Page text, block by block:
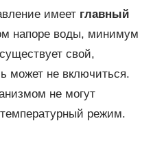
имеет главный
напоре воды, минимум
свой,
может не включиться.
не могут
режим.